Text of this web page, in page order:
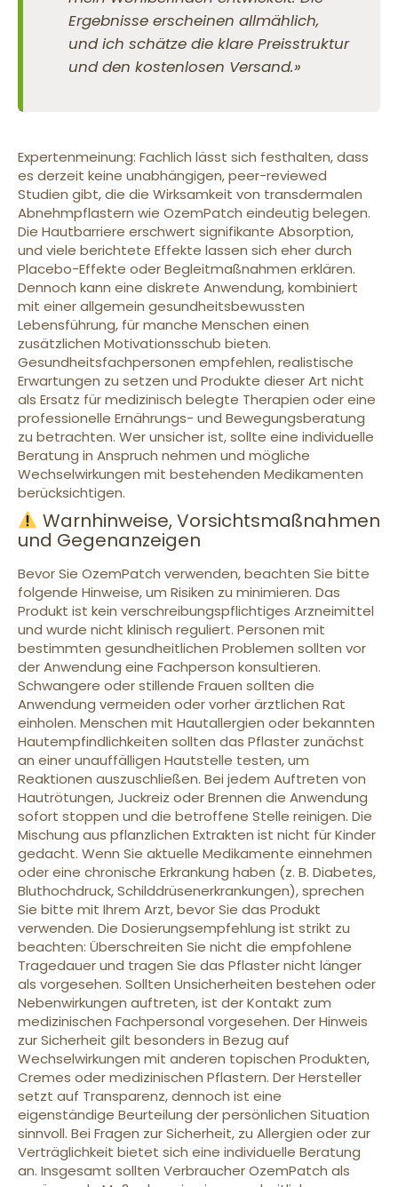
Ergebnisse erscheinen allmählich,
und ich schätze die klare Preisstruktur
und den kostenlosen Versand.»
Expertenmeinung: Fachlich lässt sich festhalten, dass
es derzeit keine unabhängigen, peer-reviewed
Studien gibt, die die Wirksamkeit von transdermalen
Abnehmpflastern wie OzemPatch eindeutig belegen.
Die Hautbarriere erschwert signifikante Absorption,
und viele berichtete Effekte lassen sich eher durch
Placebo-Effekte oder Begleitmaßnahmen erklären.
Dennoch kann eine diskrete Anwendung, kombiniert
mit einer allgemein gesundheitsbewussten
Lebensführung, für manche Menschen einen
zusätzlichen Motivationsschub bieten.
Gesundheitsfachpersonen empfehlen, realistische
Erwartungen zu setzen und Produkte dieser Art nicht
als Ersatz für medizinisch belegte Therapien oder eine
professionelle Ernährungs- und Bewegungsberatung
zu betrachten. Wer unsicher ist, sollte eine individuelle
Beratung in Anspruch nehmen und mögliche
Wechselwirkungen mit bestehenden Medikamenten
berücksichtigen.
Warnhinweise, Vorsichtsmaßnahmen
und Gegenanzeigen
Bevor Sie OzemPatch verwenden, beachten Sie bitte
folgende Hinweise, um Risiken zu minimieren. Das
Produkt ist kein verschreibungspflichtiges Arzneimittel
und wurde nicht klinisch reguliert. Personen mit
bestimmten gesundheitlichen Problemen sollten vor
der Anwendung eine Fachperson konsultieren.
Schwangere oder stillende Frauen sollten die
Anwendung vermeiden oder vorher ärztlichen Rat
einholen. Menschen mit Hautallergien oder bekannten
Hautempfindlichkeiten sollten das Pflaster zunächst
an einer unauffälligen Hautstelle testen, um
Reaktionen auszuschließen. Bei jedem Auftreten von
Hautrötungen, Juckreiz oder Brennen die Anwendung
sofort stoppen und die betroffene Stelle reinigen. Die
Mischung aus pflanzlichen Extrakten ist nicht für Kinder
gedacht. Wenn Sie aktuelle Medikamente einnehmen
oder eine chronische Erkrankung haben (z. B. Diabetes,
Bluthochdruck, Schilddrüsenerkrankungen), sprechen
Sie bitte mit Ihrem Arzt, bevor Sie das Produkt
verwenden. Die Dosierungsempfehlung ist strikt zu
beachten: Überschreiten Sie nicht die empfohlene
Tragedauer und tragen Sie das Pflaster nicht länger
als vorgesehen. Sollten Unsicherheiten bestehen oder
Nebenwirkungen auftreten, ist der Kontakt zum
medizinischen Fachpersonal vorgesehen. Der Hinweis
zur Sicherheit gilt besonders in Bezug auf
Wechselwirkungen mit anderen topischen Produkten,
Cremes oder medizinischen Pflastern. Der Hersteller
setzt auf Transparenz, dennoch ist eine
eigenständige Beurteilung der persönlichen Situation
sinnvoll. Bei Fragen zur Sicherheit, zu Allergien oder zur
Verträglichkeit bietet sich eine individuelle Beratung
an. Insgesamt sollten Verbraucher OzemPatch als